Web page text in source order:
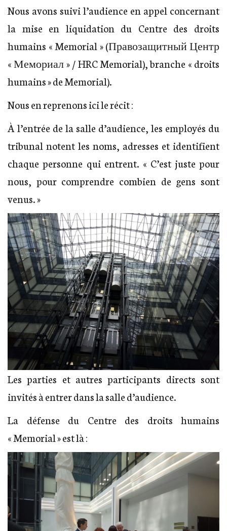
Nous avons suivi l’audience en appel concernant
la mise en liquidation du Centre des droits
humains « Memorial » (Правозащитный Центр
« Мемориал » / HRC Memorial), branche « droits
humains » de Memorial).
Nous en reprenons ici le récit :
À l’entrée de la salle d’audience, les employés du
tribunal notent les noms, adresses et identifient
chaque personne qui entrent. « C’est juste pour
nous, pour comprendre combien de gens sont
venus. »
Les parties et autres participants directs sont
invités à entrer dans la salle d’audience.
La défense du Centre des droits humains
« Memorial » est là :